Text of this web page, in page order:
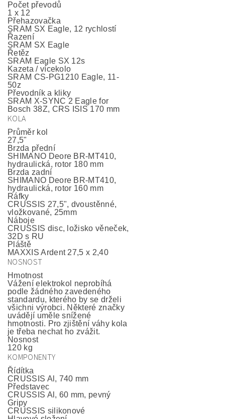
Počet převodů
1 x 12
Přehazovačka
SRAM SX Eagle, 12 rychlostí
Řazení
SRAM SX Eagle
Řetěz
SRAM Eagle SX 12s
Kazeta / vícekolo
SRAM CS-PG1210 Eagle, 11-
50z
Převodník a kliky
SRAM X-SYNC 2 Eagle for
Bosch 38Z, CRS ISIS 170 mm
KOLA
Průměr kol
27,5"
Brzda přední
SHIMANO Deore BR-MT410,
hydraulická, rotor 180 mm
Brzda zadní
SHIMANO Deore BR-MT410,
hydraulická, rotor 160 mm
Ráfky
CRUSSIS 27,5", dvoustěnné,
vložkované, 25mm
Náboje
CRUSSIS disc, ložisko věneček,
32D s RU
Pláště
MAXXIS Ardent 27,5 x 2,40
NOSNOST
Hmotnost
Vážení elektrokol neprobíhá
podle žádného zavedeného
standardu, kterého by se drželi
všichni výrobci. Některé značky
uvádějí uměle snížené
hmotnosti. Pro zjištění váhy kola
je třeba nechat ho zvážit.
Nosnost
120 kg
KOMPONENTY
Řídítka
CRUSSIS Al, 740 mm
Představec
CRUSSIS Al, 60 mm, pevný
Gripy
CRUSSIS silikonové